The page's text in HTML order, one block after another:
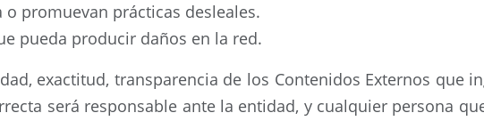
promuevan prácticas desleales.
pueda producir daños en la red.
exactitud, transparencia de los Contenidos Externos que
será responsable ante la entidad, y cualquier persona